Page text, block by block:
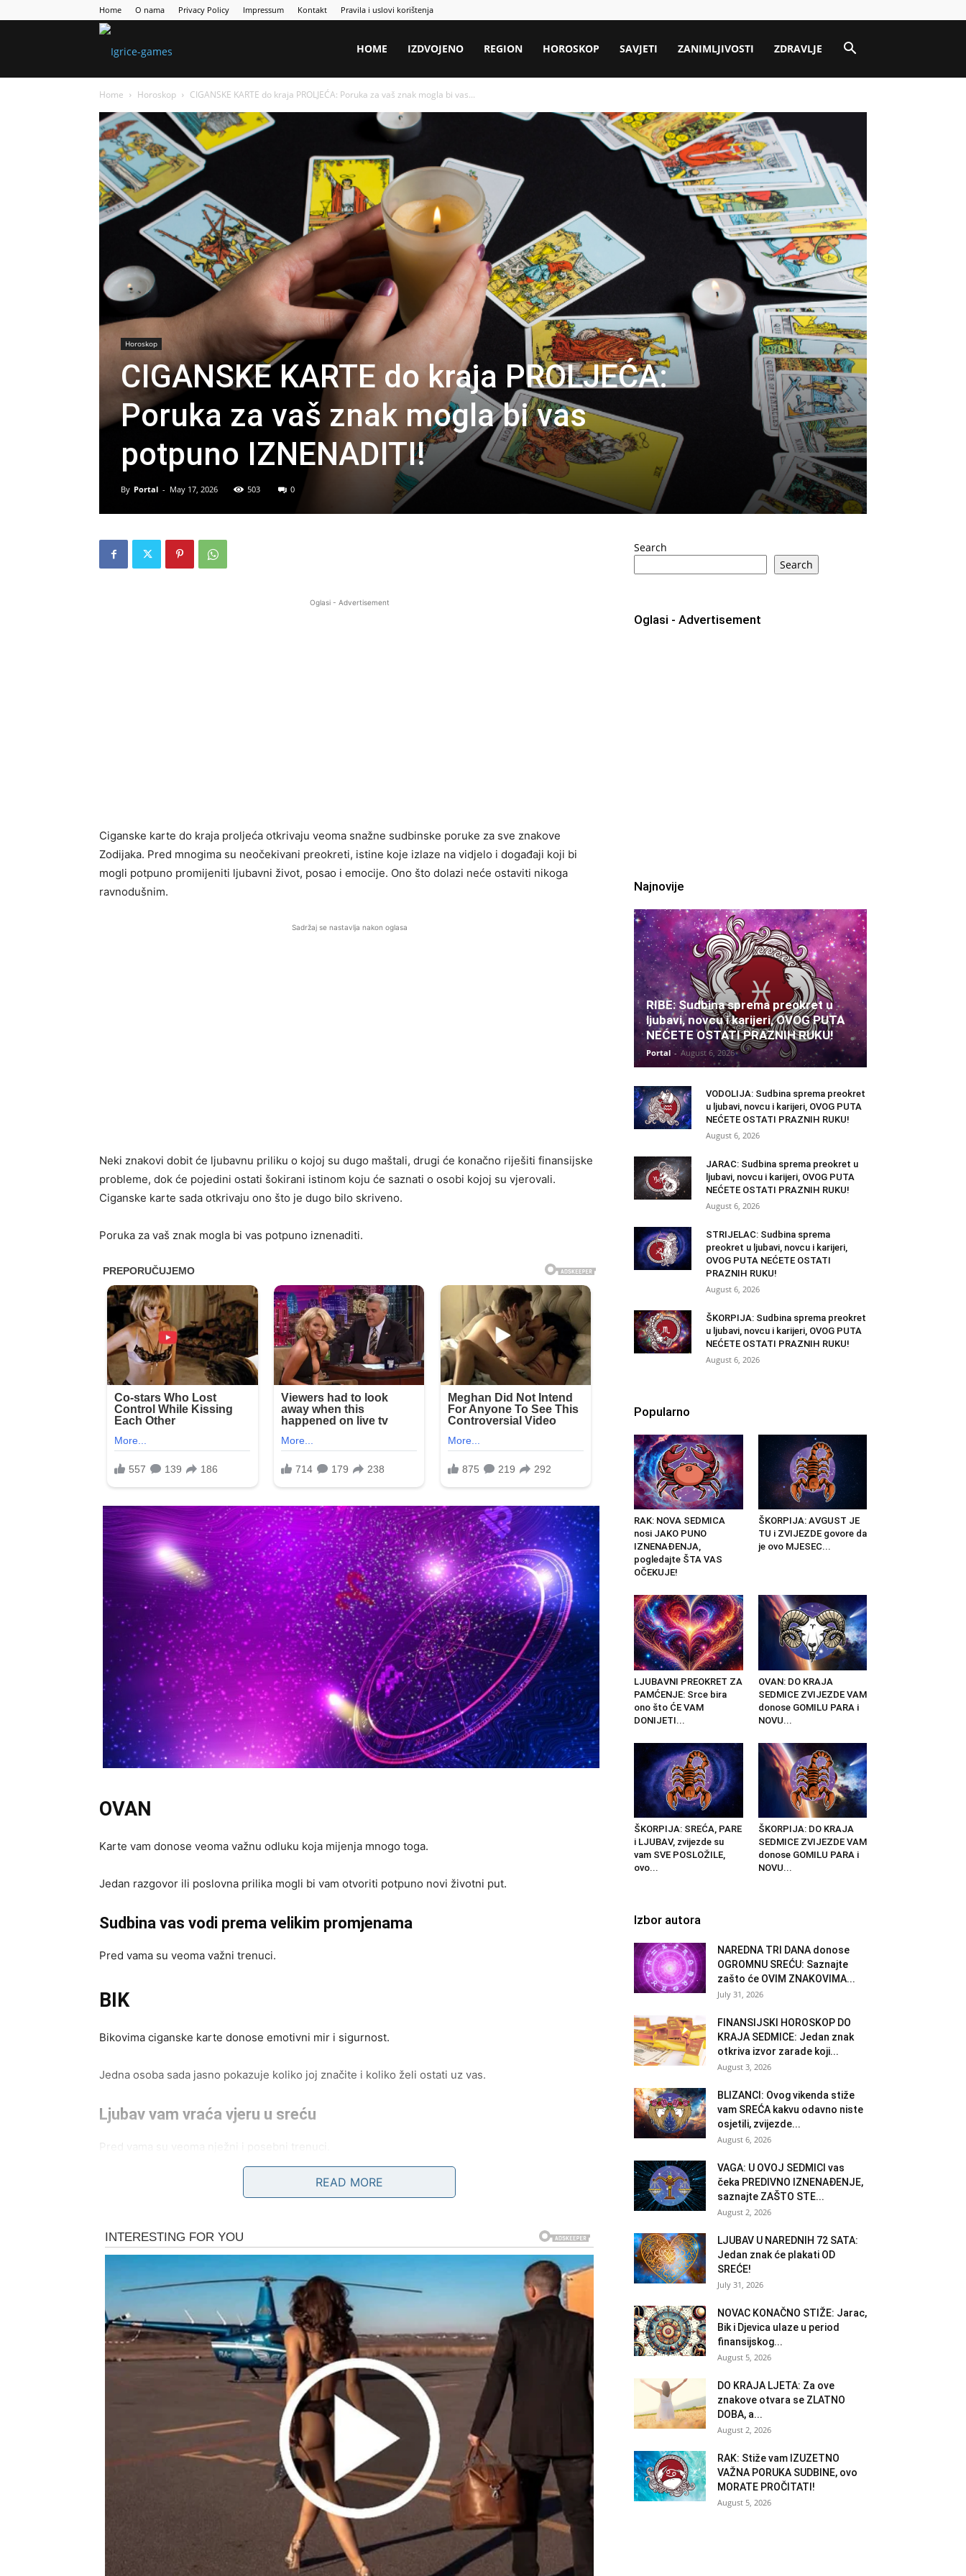
Home O nama Privacy Policy Impressum Kontakt Pravila i uslovi korištenja
HOME IZDVOJENO REGION HOROSKOP SAVJETI ZANIMLJIVOSTI ZDRAVLJE
Home Horoskop CIGANSKE KARTE do kraja PROLJEĆA: Poruka za vaš znak mogla bi vas...
Horoskop
CIGANSKE KARTE do kraja PROLJEĆA:
Poruka za vaš znak mogla bi vas
potpuno IZNENADITI!
By Portal - May 17, 2026 503 0
Oglasi - Advertisement
Ciganske karte do kraja proljeća otkrivaju veoma snažne sudbinske poruke za sve znakove
Zodijaka. Pred mnogima su neočekivani preokreti, istine koje izlaze na vidjelo i događaji koji bi
mogli potpuno promijeniti ljubavni život, posao i emocije. Ono što dolazi neće ostaviti nikoga
ravnodušnim.
Sadržaj se nastavlja nakon oglasa
Neki znakovi dobit će ljubavnu priliku o kojoj su dugo maštali, drugi će konačno riješiti finansijske
probleme, dok će pojedini ostati šokirani istinom koju će saznati o osobi kojoj su vjerovali.
Ciganske karte sada otkrivaju ono što je dugo bilo skriveno.
Poruka za vaš znak mogla bi vas potpuno iznenaditi.
OVAN
Karte vam donose veoma važnu odluku koja mijenja mnogo toga.
Jedan razgovor ili poslovna prilika mogli bi vam otvoriti potpuno novi životni put.
Sudbina vas vodi prema velikim promjenama
Pred vama su veoma važni trenuci.
BIK
Bikovima ciganske karte donose emotivni mir i sigurnost.
Jedna osoba sada jasno pokazuje koliko joj značite i koliko želi ostati uz vas.
Ljubav vam vraća vjeru u sreću
Pred vama su veoma nježni i posebni trenuci.
Ništa više neće biti isto
Pred vama su veoma uzbudljivi trenuci.
Rakovi su među najvećim miljenicima ciganskih karata do kraja proljeća.
Poslije mnogo tuge dolazi događaj koji vam vraća osmijeh i vjeru da sreća ipak postoji.
Sudbina vam donosi ono što ste dugo čekali
Pred vama su veoma nježni i sudbinski trenuci.
READ MORE
Search
Search
Oglasi - Advertisement
Najnovije
RIBE: Sudbina sprema preokret u
ljubavi, novcu i karijeri, OVOG PUTA
NEĆETE OSTATI PRAZNIH RUKU!
Portal - August 6, 2026
VODOLIJA: Sudbina sprema preokret
u ljubavi, novcu i karijeri, OVOG PUTA
NEĆETE OSTATI PRAZNIH RUKU!
August 6, 2026
JARAC: Sudbina sprema preokret u
ljubavi, novcu i karijeri, OVOG PUTA
NEĆETE OSTATI PRAZNIH RUKU!
August 6, 2026
STRIJELAC: Sudbina sprema
preokret u ljubavi, novcu i karijeri,
OVOG PUTA NEĆETE OSTATI
PRAZNIH RUKU!
August 6, 2026
ŠKORPIJA: Sudbina sprema preokret
u ljubavi, novcu i karijeri, OVOG PUTA
NEĆETE OSTATI PRAZNIH RUKU!
August 6, 2026
Popularno
RAK: NOVA SEDMICA
nosi JAKO PUNO
IZNENAĐENJA,
pogledajte ŠTA VAS
OČEKUJE!
ŠKORPIJA: AVGUST JE
TU i ZVIJEZDE govore da
je ovo MJESEC...
LJUBAVNI PREOKRET ZA
PAMĆENJE: Srce bira
ono što ĆE VAM
DONIJETI...
OVAN: DO KRAJA
SEDMICE ZVIJEZDE VAM
donose GOMILU PARA i
NOVU...
ŠKORPIJA: SREĆA, PARE
i LJUBAV, zvijezde su
vam SVE POSLOŽILE,
ovo...
ŠKORPIJA: DO KRAJA
SEDMICE ZVIJEZDE VAM
donose GOMILU PARA i
NOVU...
Izbor autora
NAREDNA TRI DANA donose
OGROMNU SREĆU: Saznajte
zašto će OVIM ZNAKOVIMA...
July 31, 2026
FINANSIJSKI HOROSKOP DO
KRAJA SEDMICE: Jedan znak
otkriva izvor zarade koji...
August 3, 2026
BLIZANCI: Ovog vikenda stiže
vam SREĆA kakvu odavno niste
osjetili, zvijezde...
August 6, 2026
VAGA: U OVOJ SEDMICI vas
čeka PREDIVNO IZNENAĐENJE,
saznajte ZAŠTO STE...
August 2, 2026
LJUBAV U NAREDNIH 72 SATA:
Jedan znak će plakati OD
SREĆE!
July 31, 2026
NOVAC KONAČNO STIŽE: Jarac,
Bik i Djevica ulaze u period
finansijskog...
August 5, 2026
DO KRAJA LJETA: Za ove
znakove otvara se ZLATNO
DOBA, a...
August 2, 2026
RAK: Stiže vam IZUZETNO
VAŽNA PORUKA SUDBINE, ovo
MORATE PROČITATI!
August 5, 2026